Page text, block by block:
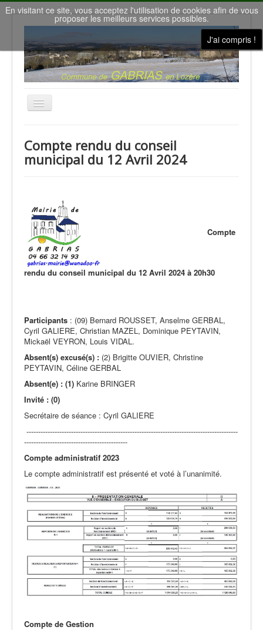
En visitant ce site, vous acceptez l'utilisation de cookies afin de vous
proposer les meilleurs services possibles.
J'ai compris !
Basculer
la
Nous contacter
la Salle des Fêtes
Météo à Gabrias
Nos villages
Actualités
Compte rendu du conseil
municipal du 12 Avril 2024
Compte
rendu du conseil municipal du 12 Avril 2024 à 20h30
Participants : (09) Bernard ROUSSET, Anselme GERBAL,
Cyril GALIERE, Christian MAZEL, Dominique PEYTAVIN,
Mickaël VEYRON, Louis VIDAL.
Absent(s) excusé(s) : (2) Brigitte OUVIER, Christine
PEYTAVIN, Céline GERBAL
Absent(e) : (1) Karine BRINGER
Invité : (0)
Secrétaire de séance : Cyril GALIERE
------------------------------------------------------------------------------------------
--------------------------------------------
Compte administratif 2023
Le compte administratif est présenté et voté à l’unanimité.
Compte de Gestion